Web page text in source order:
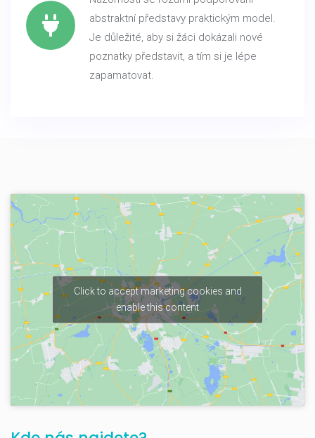
abstraktní představy praktickým model.
Je důležité, aby si žáci dokázali nové
poznatky představit, a tím si je lépe
zapamatovat.
Click to accept marketing cookies and
enable this content